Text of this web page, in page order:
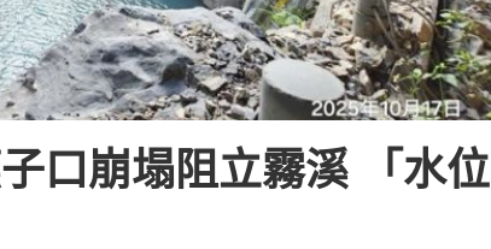
口崩塌阻立霧溪 「水位